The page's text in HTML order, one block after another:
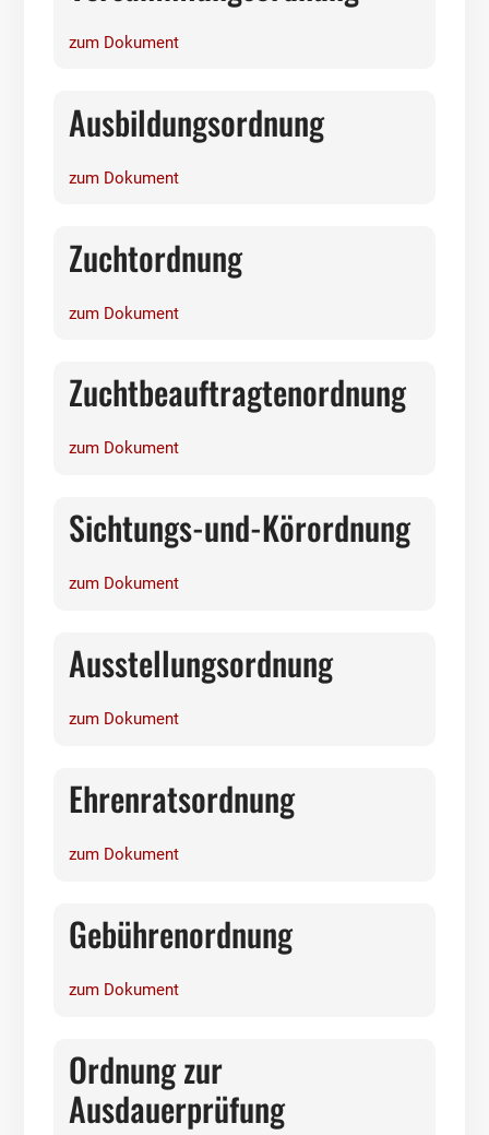
zum Dokument
Ausbildungsordnung
zum Dokument
Zuchtordnung
zum Dokument
Zuchtbeauftragtenordnung
zum Dokument
Sichtungs-und-Körordnung
zum Dokument
Ausstellungsordnung
zum Dokument
Ehrenratsordnung
zum Dokument
Gebührenordnung
zum Dokument
Ordnung zur
Ausdauerprüfung